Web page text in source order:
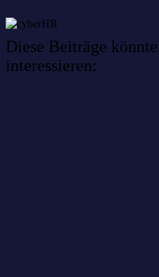
Diese Beiträge
interessieren: